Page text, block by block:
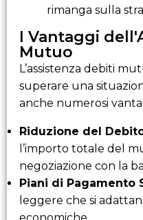
rimanga sulla
I Vantaggi
Mutuo
L’assistenza debiti
superare una
anche numerosi
Riduzione del
l’importo totale del
negoziazione con la
Piani di Pagamento
leggere che si